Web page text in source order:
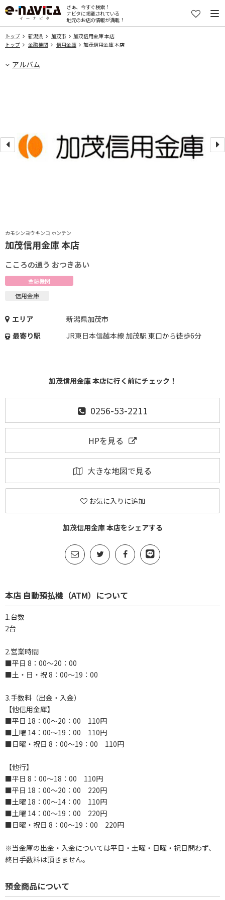
さぁ、今すぐ検索！
ナビタに掲載されている
地元のお店の情報が満載！
トップ 新潟県 加茂市
加茂信用金庫 本店
トップ
金融機関 信用金庫 加茂信用金庫 本店
アルバム
カモシンヨウキンコ ホンテン
加茂信用金庫 本店
こころの通う おつきあい
金融機関
信用金庫
エリア
新潟県加茂市
最寄り駅
JR東日本信越本線 加茂駅 東口から徒歩6分
加茂信用金庫 本店に行く前にチェック！
0256-53-2211
HPを見る
大きな地図で見る
お気に入りに追加
加茂信用金庫 本店をシェアする
本店 自動預払機（ATM）について
1.台数
2台
2.営業時間
■平日 8：00～20：00
■土・日・祝 8：00～19：00
3.手数料（出金・入金）
【他信用金庫】
■平日 18：00～20：00 110円
■土曜 14：00～19：00 110円
■日曜・祝日 8：00～19：00 110円
【他行】
■平日 8：00～18：00 110円
■平日 18：00～20：00 220円
■土曜 18：00～14：00 110円
■土曜 14：00～19：00 220円
■日曜・祝日 8：00～19：00 220円
※当金庫の出金・入金については平日・土曜・日曜・祝日問わず、
終日手数料は頂きません。
預金商品について